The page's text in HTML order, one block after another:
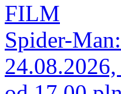
FILM
Spider-